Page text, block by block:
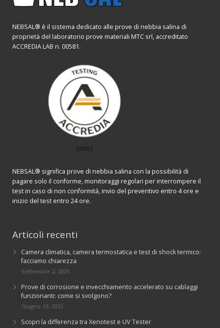
NEBSAL® è il sistema dedicato alle prove di nebbia salina di
proprietà del laboratorio prove materiali MTC srl, accreditato
ACCREDIA LAB n. 00581.
NEBSAL® significa prove di nebbia salina con la possibilità di
pagare solo il conforme, monitoraggi regolari per interrompere il
test in caso di non conformità, invio del preventivo entro 4 ore e
inizio del test entro 24 ore.
Articoli recenti
Camera climatica, camera termostatica e test di shock termico:
facciamo chiarezza
Settembre 2, 2025
Prove di corrosione e invecchiamento accelerato su cablaggi
funzionanti: come si svolgono?
Giugno 10, 2022
Scopri la differenza tra Xenotest e UV Tester